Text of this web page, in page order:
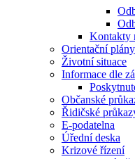
Kontakty
Orientační
Životní situace
Informace dle
Občanské
Řidičské
E-podatelna
Úřední deska
Krizové řízení